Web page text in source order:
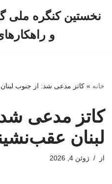
نخستین کنگره ملی
و
خانه » کاتز مدعی شد: از جنوب
کاتز مدعی
لبنان
از ژوئن 4, 2026